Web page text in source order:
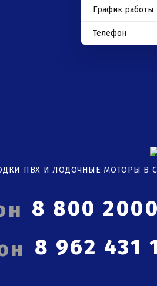
График работы
Телефон
ПВХ И ЛОДОЧНЫЕ МОТОРЫ В
8 800
8 962 431